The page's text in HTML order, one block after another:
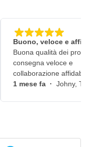
Buono, veloce e
Buona qualità dei
consegna veloce e
collaborazione
1 mese fa · Johny,